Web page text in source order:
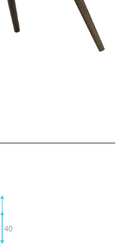
40